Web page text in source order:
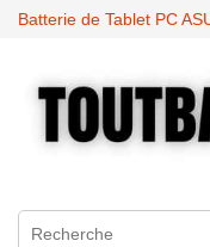
Batterie de Tablet PC